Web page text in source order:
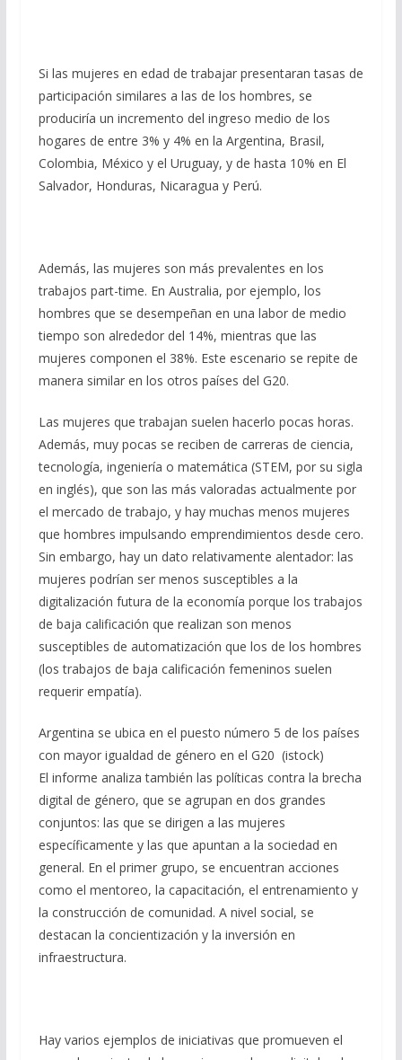
Si las mujeres en edad de trabajar presentaran tasas de
participación similares a las de los hombres, se
produciría un incremento del ingreso medio de los
hogares de entre 3% y 4% en la Argentina, Brasil,
Colombia, México y el Uruguay, y de hasta 10% en El
Salvador, Honduras, Nicaragua y Perú.
Además, las mujeres son más prevalentes en los
trabajos part-time. En Australia, por ejemplo, los
hombres que se desempeñan en una labor de medio
tiempo son alrededor del 14%, mientras que las
mujeres componen el 38%. Este escenario se repite de
manera similar en los otros países del G20.
Las mujeres que trabajan suelen hacerlo pocas horas.
Además, muy pocas se reciben de carreras de ciencia,
tecnología, ingeniería o matemática (STEM, por su sigla
en inglés), que son las más valoradas actualmente por
el mercado de trabajo, y hay muchas menos mujeres
que hombres impulsando emprendimientos desde cero.
Sin embargo, hay un dato relativamente alentador: las
mujeres podrían ser menos susceptibles a la
digitalización futura de la economía porque los trabajos
de baja calificación que realizan son menos
susceptibles de automatización que los de los hombres
(los trabajos de baja calificación femeninos suelen
requerir empatía).
Argentina se ubica en el puesto número 5 de los países
con mayor igualdad de género en el G20 (istock)
El informe analiza también las políticas contra la brecha
digital de género, que se agrupan en dos grandes
conjuntos: las que se dirigen a las mujeres
específicamente y las que apuntan a la sociedad en
general. En el primer grupo, se encuentran acciones
como el mentoreo, la capacitación, el entrenamiento y
la construcción de comunidad. A nivel social, se
destacan la concientización y la inversión en
infraestructura.
Hay varios ejemplos de iniciativas que promueven el